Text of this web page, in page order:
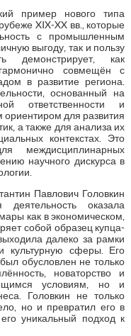
пример нового типа
XIX-XX вв., которые
с промышленным
выгоду, так и пользу
демонстрирует, как
совмещён с
в развитие региона.
основанный на
ответственности и
для развития
а также для анализа их
контекстах. Это
междисциплинарных
научного дискурса в
Павлович Головкин
оказала
как в экономическом,
собой образец купца-
далеко за рамки
культурную сферы. Его
обусловлен не только
новаторство и
условиям, но и
Головкин не только
но и превратил его в
уникальный подход к